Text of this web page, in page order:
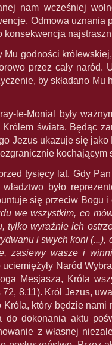
nam wcześniej
Odmowa uznania
konsekwencja
godności
przez cały
by składano
le-Monial były
świata. Będąc
Jezus ukazuje się
kochającym
tysięcy lat. Gdy
było
się przeciw Bogu
we wszystkim, co
tylko wyraźnie ich
i swych koni
zasiewy wasze i
Naród
Mesjasza, Króla
8.11). Król Jezus,
który będzie nami
dokonania aktu
z własnej